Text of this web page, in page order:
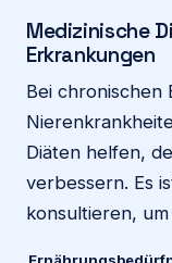
Medizinische
Erkrankungen
Bei chronischen
Diäten helfen,
verbessern. Es
konsultieren,